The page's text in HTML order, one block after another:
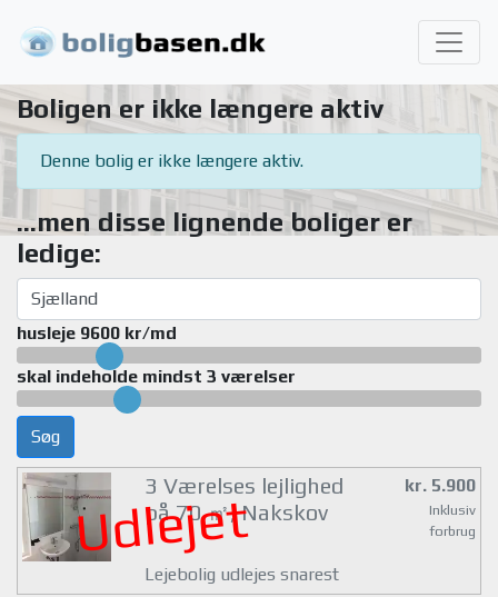
Boligen er ikke længere aktiv
Denne bolig er ikke længere aktiv.
...men disse lignende boliger er
ledige:
husleje 9600 kr/md
skal indeholde mindst 3 værelser
Søg
Udlejet
3 Værelses lejlighed
på 70 ㎡, Nakskov
kr. 5.900
Inklusiv
forbrug
Lejebolig udlejes snarest